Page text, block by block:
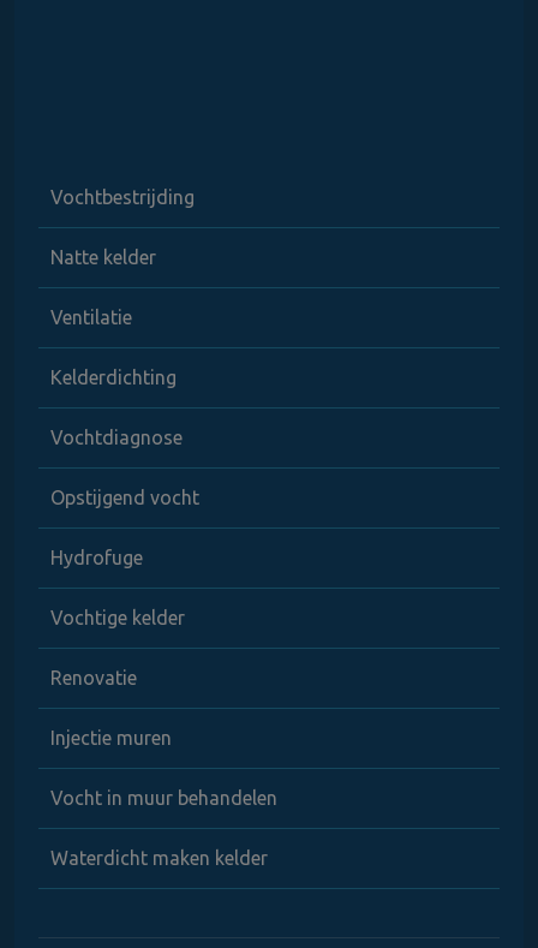
Vochtbestrijding
Natte kelder
Ventilatie
Kelderdichting
Vochtdiagnose
Opstijgend vocht
Hydrofuge
Vochtige kelder
Renovatie
Injectie muren
Vocht in muur behandelen
Waterdicht maken kelder